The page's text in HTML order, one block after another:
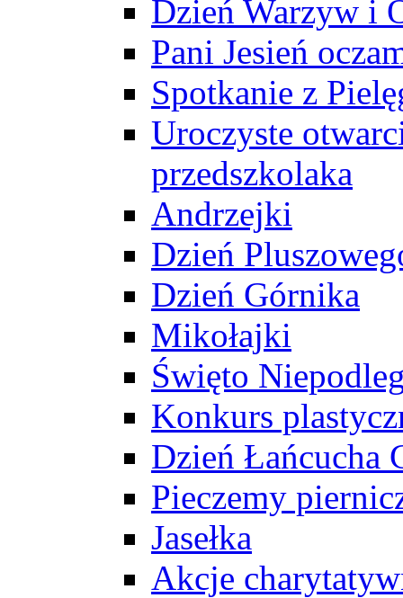
Dzień Warzyw i
Pani Jesień
Spotkanie z
Uroczyste
przedszkolaka
Andrzejki
Dzień
Dzień Górnika
Mikołajki
Święto
Konkurs
Dzień Łańcucha
Pieczemy
Jasełka
Akcje